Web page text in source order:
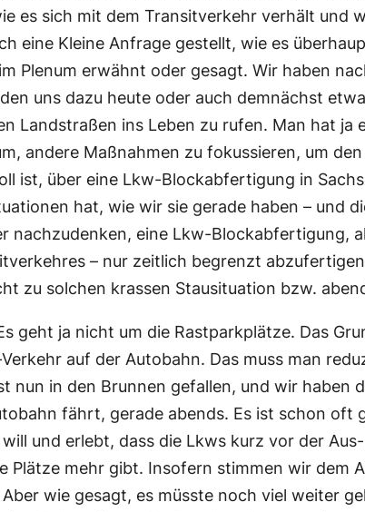
es sich mit dem Transitverkehr verhält und
eine Kleine Anfrage gestellt, wie es
Plenum erwähnt oder gesagt. Wir haben
uns dazu heute oder auch demnächst
Landstraßen ins Leben zu rufen. Man hat ja
andere Maßnahmen zu fokussieren, um
ist, über eine Lkw-Blockabfertigung in
hat, wie wir sie gerade haben – und
nachzudenken, eine Lkw-Blockabfertigung,
– nur zeitlich begrenzt
zu solchen krassen Stausituation bzw.
geht ja nicht um die Rastparkplätze. Das
auf der Autobahn. Das muss man
nun in den Brunnen gefallen, und wir haben
fährt, gerade abends. Es ist schon oft
und erlebt, dass die Lkws kurz vor der
Plätze mehr gibt. Insofern stimmen wir dem
wie gesagt, es müsste noch viel weiter